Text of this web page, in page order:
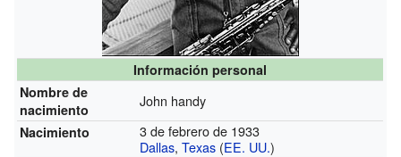
Información personal
Nombre de
nacimiento
John handy
Nacimiento
3 de febrero de 1933
Dallas,Texas (EE. UU.)